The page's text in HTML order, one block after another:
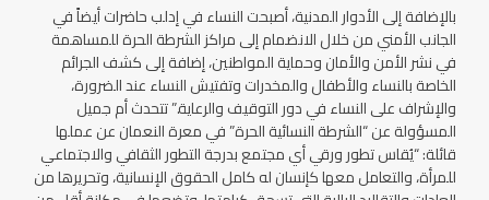
بالإضافة إلى الأدوار المدنية، أصبحت النساء في إدلب حاضرات أيضاً في
الجانب الأمني من خلال الانضمام إلى مراكز الشرطة الحرة للمساهمة
في نشر الأمن والأمان وحماية المواطنين، إضافة إلى كشف الجرائم
الخاصة بالنساء والأطفال والمخدرات وتفتيش النساء عند الضرورة،
والإشراف على النساء في دور التوقيف والرعاية.” تتحدث أم جميل
المسؤولة عن “الشرطة النسائية الحرة” في معرة النعمان عن عملها
قائلة: “يُقاس تطور ورقي أي مجتمع بدرجة التطور الثقافي والاجتماعي
للمرأة، والتعامل معها كإنسان له كامل الحقوق الإنسانية، وتحريرها من